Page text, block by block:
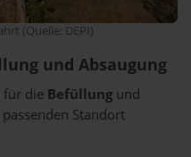
(Quelle: DEPI)
und Absaugung
für die Befüllung und
Standort